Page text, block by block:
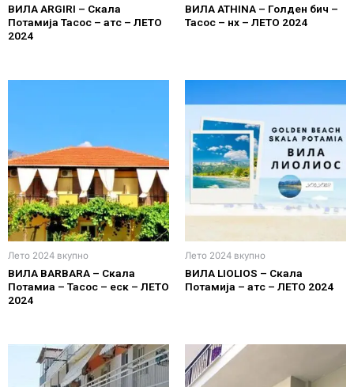
ВИЛА ARGIRI – Скала
Потамија Тасос – атс – ЛЕТО
2024
ВИЛА ATHINA – Голден бич –
Тасос – нх – ЛЕТО 2024
Лето 2024 вкупно
ВИЛА BARBARA – Скала
Потамиа – Тасос – eск – ЛЕТО
2024
Лето 2024 вкупно
ВИЛА LIOLIOS – Скала
Потамија – атс – ЛЕТО 2024